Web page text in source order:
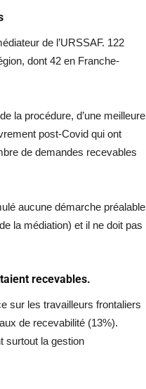
de l’URSSAF. 122
dont 42 en Franche-
la procédure, d’une meilleure
post-Covid qui ont
de demandes recevables
aucune démarche préalable
la médiation) et il ne doit pas
recevables.
sur les travailleurs frontaliers
de recevabilité (13%).
surtout la gestion